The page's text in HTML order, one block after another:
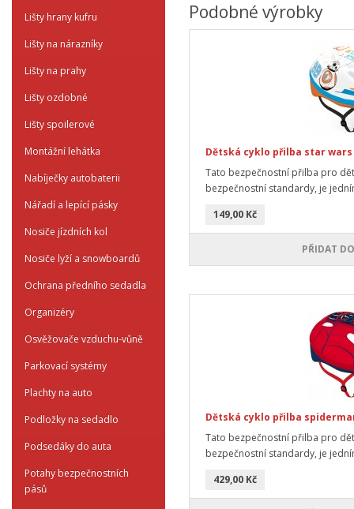
Lišty hrany kufru
Lišty na nárazníky
Lišty na prahy
Lišty ozdobné
Lišty spoilerové
Montážní lehátka
Nabíječky autobaterii
Nářadí a lepící pásky
Nosiče jízdních kol
Nosiče lyží a snowboardů
Ochrana předního sedadla
Organizéry
Osvěžovače vzduchu-vůně
Parkovací systémy
Plachty na auto
Podložky na sedadlo
Podsedáky do auta
Potahy bezpečnostních
pásů
Podobné výrobky
Dětská cyklo přilba star wars
Tato bezpečnostní přilba pro
bezpečnostní standardy, je
149,00 Kč
PŘIDAT
Dětská cyklo přilba
Tato bezpečnostní přilba pro
bezpečnostní standardy, je
429,00 Kč